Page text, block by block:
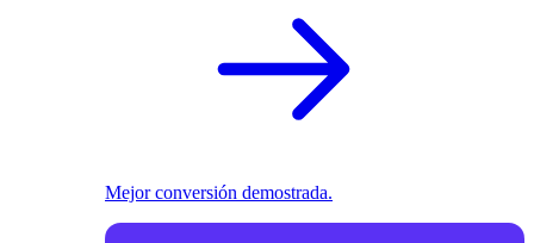
Mejor conversión demostrada.